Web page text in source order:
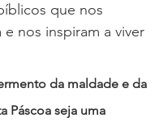
que nos
nos inspiram a viver
da maldade e da
Páscoa seja uma